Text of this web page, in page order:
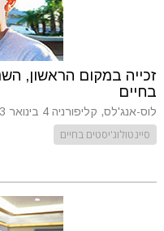
זכייה במקום הראשון,
בחיים
לוס-אנג'לס, קליפורניה 4 בינואר 2023
סיינטולוג'יסטים בחיים